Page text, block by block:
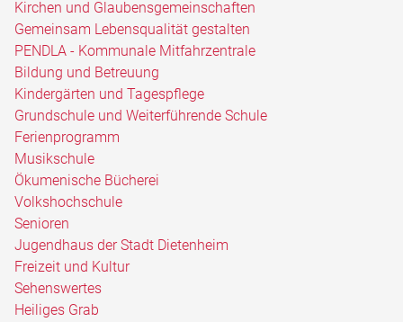
Kirchen und Glaubensgemeinschaften
Gemeinsam Lebensqualität gestalten
PENDLA - Kommunale Mitfahrzentrale
Bildung und Betreuung
Kindergärten und Tagespflege
Grundschule und Weiterführende Schule
Ferienprogramm
Musikschule
Ökumenische Bücherei
Volkshochschule
Senioren
Jugendhaus der Stadt Dietenheim
Freizeit und Kultur
Sehenswertes
Heiliges Grab